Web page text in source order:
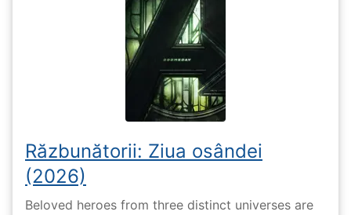
Răzbunătorii: Ziua osândei
(2026)
Beloved heroes from three distinct universes are